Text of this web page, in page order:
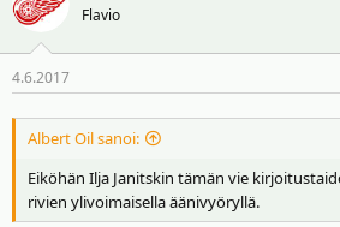
Flavio
4.6.2017
Albert Oil sanoi:
Eiköhän Ilja Janitskin tämän vie
rivien ylivoimaisella äänivyöryllä.